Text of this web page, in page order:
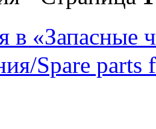
в «Запасные
Spare